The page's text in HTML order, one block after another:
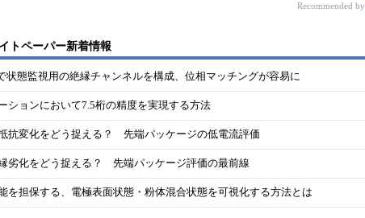
Recommended by
トペーパー新着情報
状態監視用の絶縁チャンネルを構成、位相マッチングが容易に
ションにおいて7.5桁の精度を実現する方法
抗変化をどう捉える？ 先端パッケージの低電流評価
劣化をどう捉える？ 先端パッケージ評価の最前線
を担保する、電極表面状態・粉体混合状態を可視化する方法とは